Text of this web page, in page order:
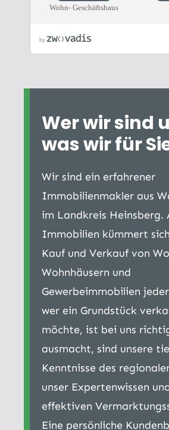
Wer wir sind
was wir für
Wir sind ein erfahrener
Immobilienmakler aus
im Landkreis Heinsberg.
Immobilien kümmert
Kauf und Verkauf von
Wohnhäusern und
Gewerbeimmobilien
wer ein Grundstück
möchte, ist bei uns
ausmacht, sind unsere
Kenntnisse des
unser Expertenwissen
effektiven
Eine persönliche